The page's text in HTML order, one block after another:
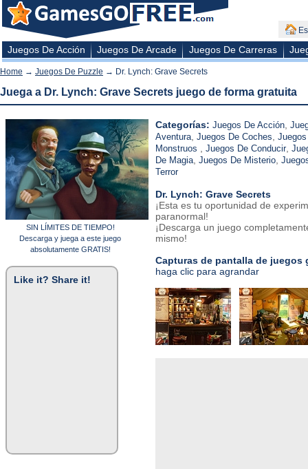
Juegos De Acción Juegos De Arcade Juegos De Carreras
Home → Juegos De Puzzle → Dr. Lynch: Grave Secrets
Juega a Dr. Lynch: Grave Secrets juego de forma gratuita
SIN LÍMITES DE TIEMPO!
Descarga y juega a este juego
absolutamente GRATIS!
Like it? Share it!
Categorías: Juegos De Acción
Aventura Juegos De Coches
Monstruos
Juegos De Conducir,
De Magia Juegos De Misterio
Terror
Dr. Lynch: Grave Secrets
¡Esta es tu oportunidad de
paranormal!
¡Descarga un juego
mismo!
Capturas de pantalla de juegos
haga clic para agrandar